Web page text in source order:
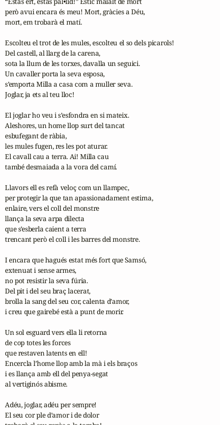
però avui encara és meu! Mort, gràcies a Déu,
mort, em trobarà el matí.
Escolteu el trot de les mules, escolteu el so dels picarols!
Del castell, al llarg de la carena,
sota la llum de les torxes, davalla un seguici.
Un cavaller porta la seva esposa,
s’emporta Milla a casa com a muller seva.
Joglar, ja ets al teu lloc!
El joglar ho veu i s’esfondra en si mateix.
Aleshores, un home llop surt del tancat
esbufegant de ràbia,
les mules fugen, res les pot aturar.
El cavall cau a terra. Ai! Milla cau
també desmaiada a la vora del camí.
Llavors ell es refà veloç com un llampec,
per protegir la que tan apassionadament estima,
enlaire, vers el coll del monstre
llança la seva arpa dilecta
que s’esberla caient a terra
trencant però el coll i les barres del monstre.
I encara que hagués estat més fort que Samsó,
extenuat i sense armes,
no pot resistir la seva fúria.
Del pit i del seu braç lacerat,
brolla la sang del seu cor, calenta d’amor,
i creu que gairebé està a punt de morir.
Un sol esguard vers ella li retorna
de cop totes les forces
que restaven latents en ell!
Encercla l’home llop amb la mà i els braços
i es llança amb ell del penya-segat
al vertiginós abisme.
Adéu, joglar, adéu per sempre!
El seu cor ple d’amor i de dolor